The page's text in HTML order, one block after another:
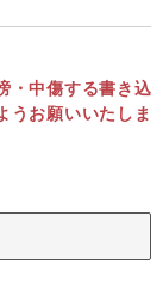
・中傷する書き込
うお願いいたしま